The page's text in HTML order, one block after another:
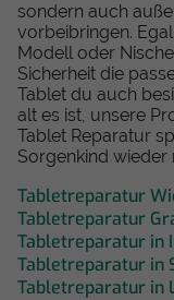
sondern auch
vorbeibringen.
Modell oder
Sicherheit die
Tablet du auch
alt es ist, unsere
Tablet Reparatur
Sorgenkind wieder
Tabletreparatur
Tabletreparatur
Tabletreparatur in
Tabletreparatur in
Tabletreparatur in